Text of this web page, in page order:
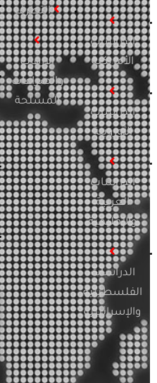
الدراسات
الأمريكية
الدراسات
الأوروبية
الدراسات
العربية
والإقليمية
الدراسات
الفلسطينية
والإسرائيلية
التطرف
الإرهاب
والصراعات
المسلحة